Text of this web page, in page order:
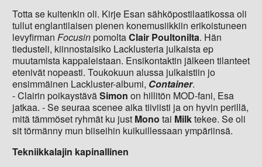
Totta se kuitenkin oli. Kirje Esan sähköpostilaatikossa oli
tullut englantilaisen pienen konemusiikkiin erikoistuneen
levyfirman FocusinpomoltaClair Poultonilta. Hän
tiedusteli, kiinnostaisiko Lacklusteria julkaista ep
muutamista kappaleistaan. Ensikontaktin jälkeen tilanteet
etenivät nopeasti. Toukokuun alussa julkaistiin jo
ensimmäinen Lackluster-albumi, Container.
- Clairin poikaystäväSimon on hillitön MOD-fani, Esa
jatkaa. - Se seuraa scenee aika tiiviisti ja on hyvin perillä,
mitä tämmöset ryhmät ku just Mono tai Milktekee. Se oli
sit törmänny mun biiseihin kuikuillessaan ympäriinsä.
Tekniikkalajin kapinallinen